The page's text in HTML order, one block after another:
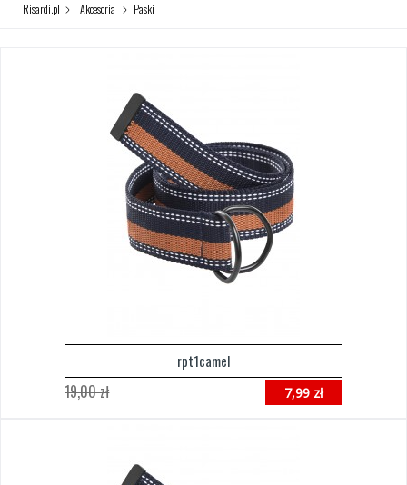
Risardi.pl Akcesoria Paski
rpt1camel
7,99 zł
19,00 zł